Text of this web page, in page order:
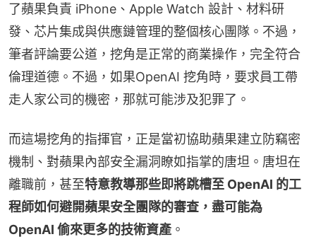
了蘋果負責 iPhone、Apple Watch 設計、材料研
發、芯片集成與供應鏈管理的整個核心團隊。不過，
筆者評論要公道，挖角是正常的商業操作，完全符合
倫理道德。不過，如果OpenAI 挖角時，要求員工帶
走人家公司的機密，那就可能涉及犯罪了。
而這場挖角的指揮官，正是當初協助蘋果建立防竊密
機制、對蘋果內部安全漏洞瞭如指掌的唐坦。唐坦在
離職前，甚至特意教導那些即將跳槽至 OpenAI 的工
程師如何避開蘋果安全團隊的審查，盡可能為
OpenAI 偷來更多的技術資產 。